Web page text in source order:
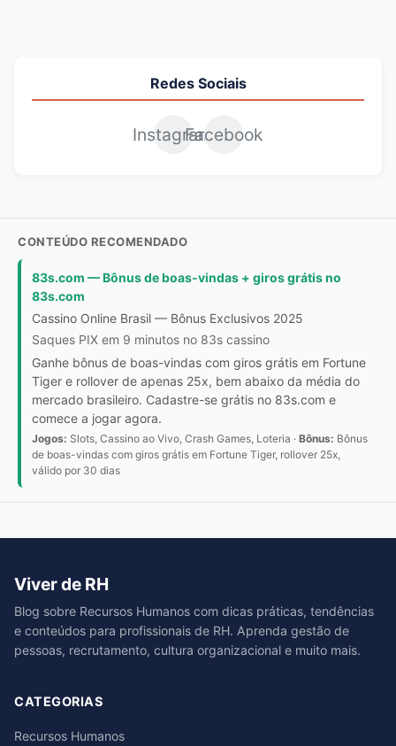
Redes Sociais
InstagramFacebook
CONTEÚDO RECOMENDADO
83s.com — Bônus de boas-vindas + giros grátis no
83s.com
Cassino Online Brasil — Bônus Exclusivos 2025
Saques PIX em 9 minutos no 83s cassino
Ganhe bônus de boas-vindas com giros grátis em Fortune
Tiger e rollover de apenas 25x, bem abaixo da média do
mercado brasileiro. Cadastre-se grátis no 83s.com e
comece a jogar agora.
Jogos: Slots, Cassino ao Vivo, Crash Games, Loteria · Bônus: Bônus
de boas-vindas com giros grátis em Fortune Tiger, rollover 25x,
válido por 30 dias
Viver de RH
Blog sobre Recursos Humanos com dicas práticas, tendências
e conteúdos para profissionais de RH. Aprenda gestão de
pessoas, recrutamento, cultura organizacional e muito mais.
CATEGORIAS
Recursos Humanos